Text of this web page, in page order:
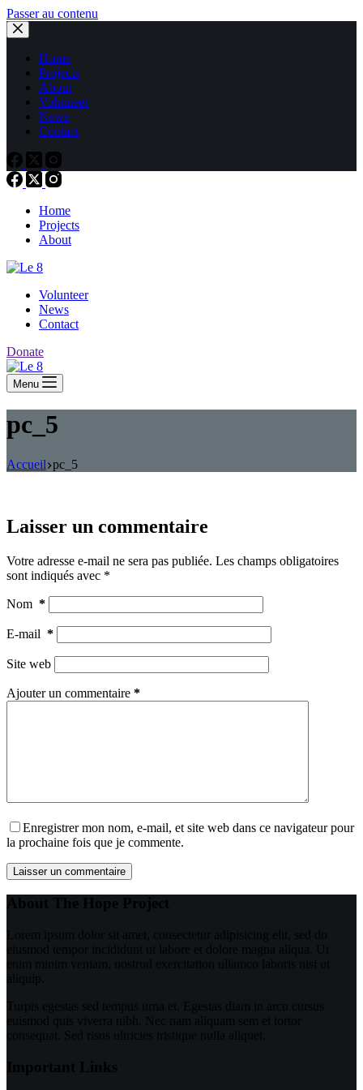
Passer au contenu
Home
Projects
About
Volunteer
News
Contact
Home
Projects
About
Volunteer
News
Contact
Donate
Menu
pc_5
Accueil pc_5
Laisser un commentaire
Votre adresse e-mail ne sera pas publiée. Les champs obligatoires
sont indiqués avec *
Nom *
E-mail *
Site web
Ajouter un commentaire *
Enregistrer mon nom, e-mail, et site web dans ce navigateur pour
la prochaine fois que je commente.
Laisser un commentaire
About The Hope Project
Lorem ipsum dolor sit amet, consectetur adipisicing elit, sed do
eiusmod tempor incididunt ut labore et dolore magna aliqua. Ut
enim minim veniam, nostrud exercitation ullamco laboris nisi ut
aliquip.
Turpis egestas sed tempus urna et. Egestas diam in arcu cursus
euismod quis viverra nibh. Nec nam aliquam sem et tortor
consequat. Sed risus ultricies tristique nulla aliquet.
Important Links